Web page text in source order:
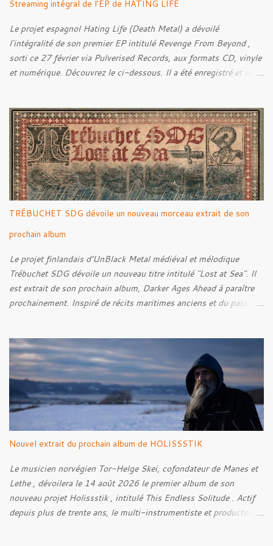
Streaming intégral de l'EP de HATING LIFE
Le projet espagnol Hating Life (Death Metal) a dévoilé
l'intégralité de son premier EP intitulé Revenge From Beyond ,
sorti ce 27 février via Pulverised Records, aux formats CD, vinyle
et numérique. Découvrez le ci-dessous. Il a été enregistré et mixé
Rebellion Against The Vile 05. Revenge From Beyond 06. The
Sense Of Fear
TRÉBUCHET SDG dévoile un nouveau morceau extrait de son
prochain album
Le projet finlandais d’UnBlack Metal médiéval et mélodique
Trébuchet SDG dévoile un nouveau titre intitulé "Lost at Sea". Il
est extrait de son prochain album, Darker Ages Ahead à paraître
prochainement. Inspiré de récits maritimes anciens et du passage
Derrière cette imagerie, le groupe développe un propos autour de
la persévérance et de l’espoir face aux épreuves, alors que le
personnage finit par retrouver la force de continuer malgré les
ténèbres qui l’entourent.
Nouvel extrait du prochain album de HOLISSSTIK
Le musicien norvégien Tor-Helge Skei, cofondateur de Manes et
Lethe , dévoilera le 14 août 2026 le premier album de son
nouveau projet Holissstik , intitulé This Endless Solitude . Actif
depuis plus de trente ans, le multi-instrumentiste et producteur